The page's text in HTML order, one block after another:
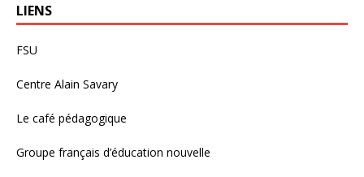
LIENS
FSU
Centre Alain Savary
Le café pédagogique
Groupe français d’éducation nouvelle